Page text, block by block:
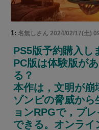
1: 名無しさん 2024/02/17(土)
PS5版予約購入し
PC版は体験版が
る？
本作は，文明が崩
ゾンビの脅威から
ョンRPGで，プ
できる。オンライ